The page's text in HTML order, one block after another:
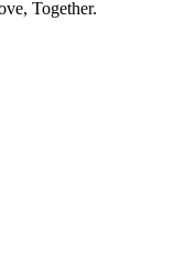
Together.